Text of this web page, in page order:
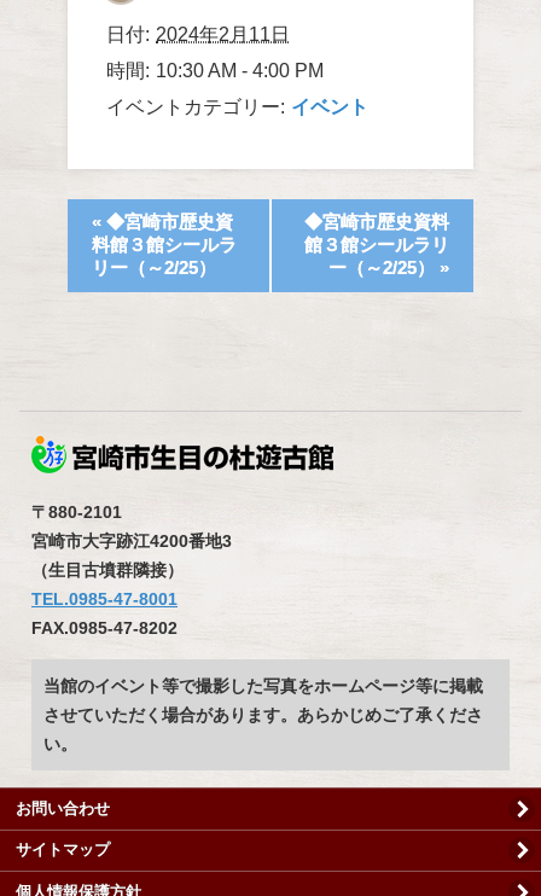
日付: 2024年2月11日
時間: 10:30 AM - 4:00 PM
イベントカテゴリー: イベント
« ◆宮崎市歴史資
料館３館シールラ
リー（～2/25）
◆宮崎市歴史資料
館３館シールラリ
ー（～2/25） »
〒880-2101
宮崎市大字跡江4200番地3
（生目古墳群隣接）
TEL.0985-47-8001
FAX.0985-47-8202
当館のイベント等で撮影した写真をホームページ等に掲載
させていただく場合があります。あらかじめご了承くださ
い。
お問い合わせ
サイトマップ
個人情報保護方針